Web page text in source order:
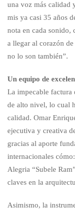
una voz más calidad
mis ya casi 35 años
nota en cada sonido,
a llegar al corazón
no lo son también”.
Un equipo de
La impecable factura
de alto nivel, lo cual
calidad. Omar
ejecutiva y creativa
gracias al aporte
internacionales
Alegria “Subele
claves en la
Asimismo, la